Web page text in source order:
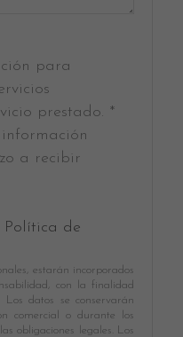
para
prestado. *
a recibir
Política de
estarán incorporados
con la finalidad
datos se conservarán
comercial o durante los
obligaciones legales. Los